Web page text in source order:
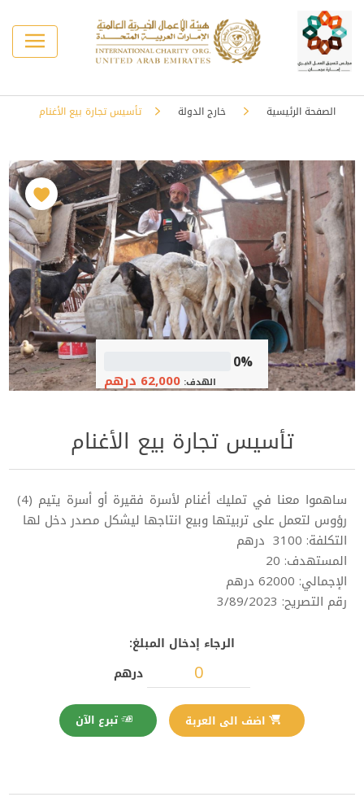
الصفحة الرئيسية خارج الدولة تأسيس تجارة بيع الأغنام
0%
الهدف:62,000 درهم
تأسيس تجارة بيع الأغنام
ساهموا معنا في تمليك أغنام لأسرة فقيرة أو أسرة يتيم (4)
رؤوس لتعمل على تربيتها وبيع انتاجها ليشكل مصدر دخل لها
التكلفة: 3100 درهم
المستهدف: 20
الإجمالي: 62000 درهم
رقم التصريح: 3/89/2023
الرجاء إدخال المبلغ:
درهم